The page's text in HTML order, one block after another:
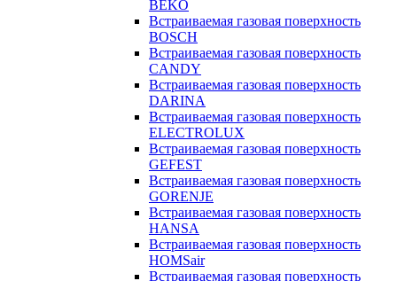
BEKO
Встраиваемая газовая поверхность
BOSCH
Встраиваемая газовая поверхность
CANDY
Встраиваемая газовая поверхность
DARINA
Встраиваемая газовая поверхность
ELECTROLUX
Встраиваемая газовая поверхность
GEFEST
Встраиваемая газовая поверхность
GORENJE
Встраиваемая газовая поверхность
HANSA
Встраиваемая газовая поверхность
HOMSair
Встраиваемая газовая поверхность